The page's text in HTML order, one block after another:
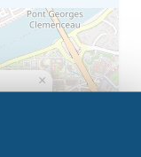
×